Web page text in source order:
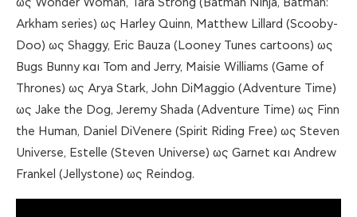
ως Wonder Woman, Tara Strong (Batman Ninja, Batman:
Arkham series) ως Harley Quinn, Matthew Lillard (Scooby-
Doo) ως Shaggy, Eric Bauza (Looney Tunes cartoons) ως
Bugs Bunny και Tom and Jerry, Maisie Williams (Game of
Thrones) ως Arya Stark, John DiMaggio (Adventure Time)
ως Jake the Dog, Jeremy Shada (Adventure Time) ως Finn
the Human, Daniel DiVenere (Spirit Riding Free) ως Steven
Universe, Estelle (Steven Universe) ως Garnet και Andrew
Frankel (Jellystone) ως Reindog.